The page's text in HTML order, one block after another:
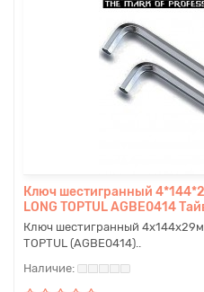
Ключ шестигранный
LONG TOPTUL AGBE0414
Ключ шестигранный
TOPTUL (AGBE0414)..